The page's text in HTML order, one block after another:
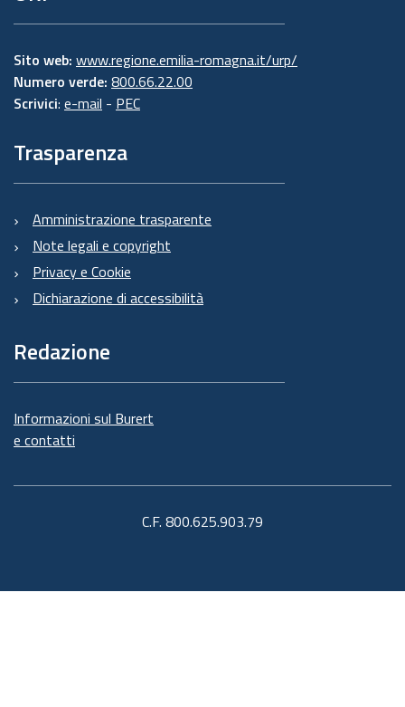
Sito web: www.regione.emilia-romagna.it/urp/
Numero verde: 800.66.22.00
Scrivici: e-mail - PEC
Trasparenza
Amministrazione trasparente
Note legali e copyright
Privacy e Cookie
Dichiarazione di accessibilità
Redazione
Informazioni sul Burert
e contatti
C.F. 800.625.903.79